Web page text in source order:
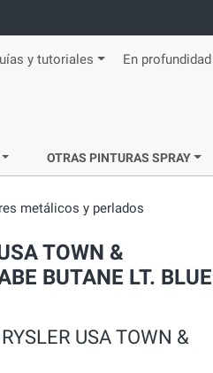
y tutoriales En profundidad
OTRAS PINTURAS SPRAY
metálicos y perlados
TOWN &
BUTANE LT. BLUE
USA TOWN &